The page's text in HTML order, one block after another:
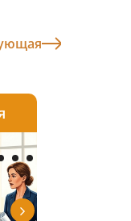
08-05
2026-08-03
2026-08-06